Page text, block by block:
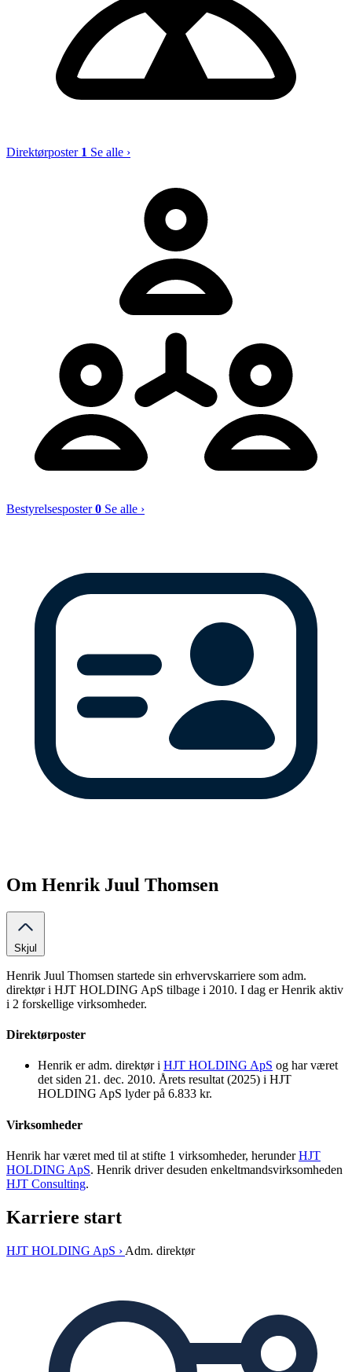
Direktørposter 1 Se alle ›
Bestyrelsesposter0 Se alle ›
Om Henrik Juul Thomsen
Skjul
Henrik Juul Thomsen startede sin erhvervskarriere som adm.
direktør i HJT HOLDING ApS tilbage i 2010. I dag er Henrik aktiv
i 2 forskellige virksomheder.
Direktørposter
Henrik er adm. direktør i HJT HOLDING ApS og har været
det siden 21. dec. 2010. Årets resultat (2025) i HJT
HOLDING ApS lyder på 6.833 kr.
Virksomheder
Henrik har været med til at stifte 1 virksomheder, herunderHJT
HOLDING ApS. Henrik driver desuden enkeltmandsvirksomheden
HJT Consulting.
Karriere start
HJT HOLDING ApS › Adm. direktør